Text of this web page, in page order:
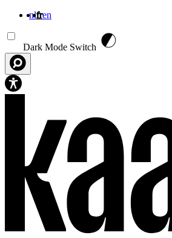
nlfren
Dark Mode Switch